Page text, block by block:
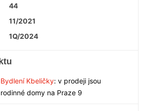
44
11/2021
1Q/2024
Bydlení Kbeličky: v prodeji jsou
rodinné domy na Praze 9